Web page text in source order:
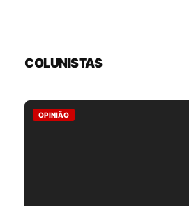
COLUNISTAS
OPINIÃO